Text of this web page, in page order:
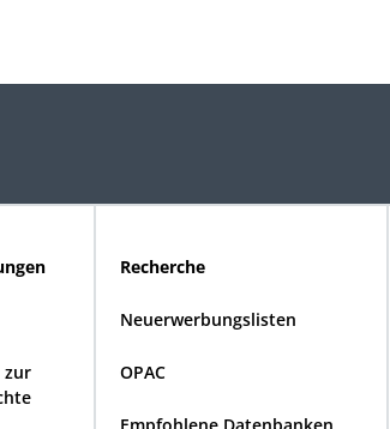
zur
Recherche
Neuerwerbungslisten
OPAC